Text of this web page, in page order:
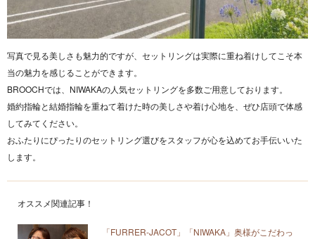
写真で見る美しさも魅力的ですが、セットリングは実際に重ね着けしてこそ本
当の魅力を感じることができます。
BROOCHでは、NIWAKAの人気セットリングを多数ご用意しております。
婚約指輪と結婚指輪を重ねて着けた時の美しさや着け心地を、ぜひ店頭で体感
してみてください。
おふたりにぴったりのセットリング選びをスタッフが心を込めてお手伝いいた
します。
オススメ関連記事！
「FURRER‐JACOT」「NIWAKA」奥様がこだわっ